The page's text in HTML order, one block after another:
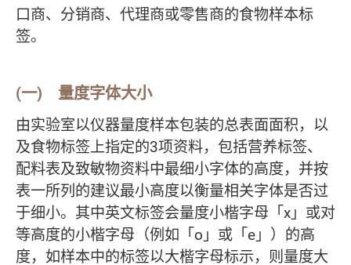
口商、分销商、代理商或零售商的食物样本标
签。
(一) 量度字体大小
由实验室以仪器量度样本包装的总表面面积，以
及食物标签上指定的3项资料，包括营养标签、
配料表及致敏物资料中最细小字体的高度，并按
表一所列的建议最小高度以衡量相关字体是否过
于细小。其中英文标签会量度小楷字母「x」或对
等高度的小楷字母（例如「o」或「e」）的高
度，如样本中的标签以大楷字母标示，则量度大